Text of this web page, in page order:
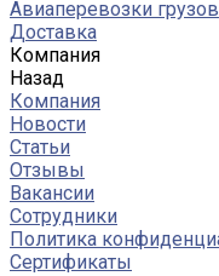
Авиаперевозки грузов
Доставка
Компания
Назад
Компания
Новости
Статьи
Отзывы
Вакансии
Сотрудники
Политика
Сертификаты